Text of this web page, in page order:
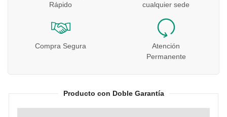
Rápido
cualquier sede
Compra Segura
Atención
Permanente
Producto con Doble Garantía